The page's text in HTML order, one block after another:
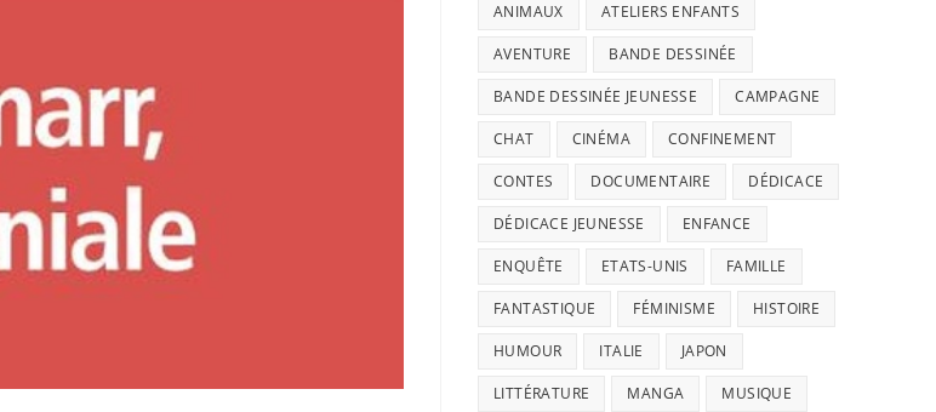
ANIMAUX ATELIERS ENFANTS
AVENTURE BANDE DESSINÉE
BANDE DESSINÉE JEUNESSE CAMPAGNE
CHAT CINÉMA CONFINEMENT
CONTES DOCUMENTAIRE DÉDICACE
DÉDICACE JEUNESSE ENFANCE
ENQUÊTE ETATS-UNIS FAMILLE
FANTASTIQUE FÉMINISME HISTOIRE
HUMOUR ITALIE JAPON
LITTÉRATURE MANGA MUSIQUE